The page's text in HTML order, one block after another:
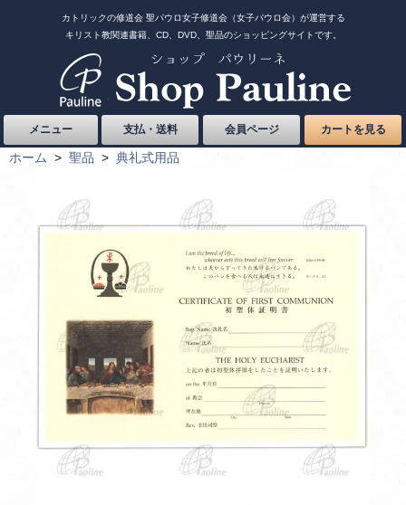
カトリックの修道会 聖パウロ女子修道会（女子パウロ会）が運営する
キリスト教関連書籍、CD、DVD、聖品のショッピングサイトです。
メニュー 支払・送料 会員ページ カートを見る
ホーム > 聖品 > 典礼式用品